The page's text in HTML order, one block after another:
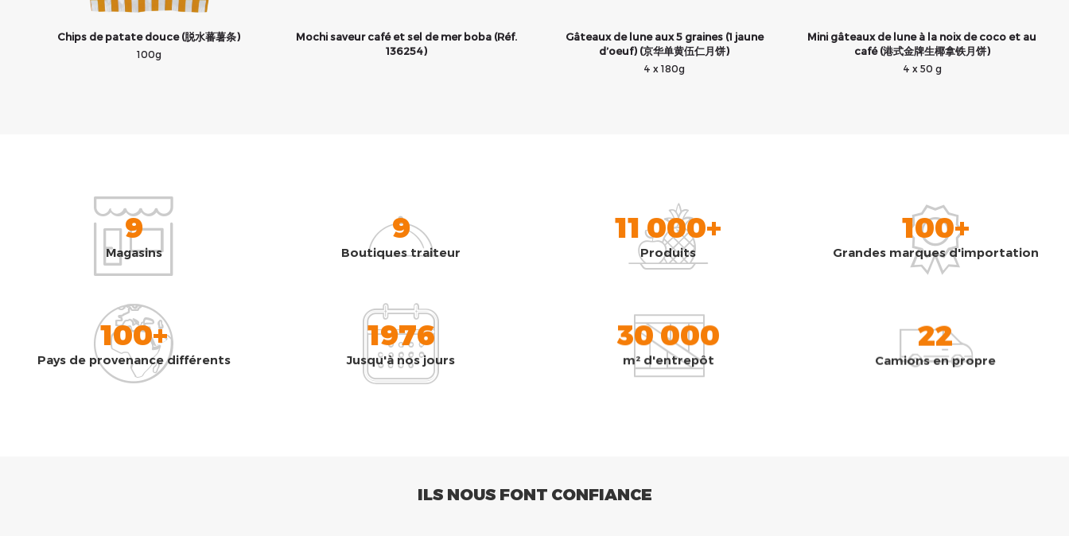
Chips de patate douce (脱水蕃薯条)
100g
Mochi saveur café et sel de mer boba (Réf.
136254)
Gâteaux de lune aux 5 graines (1 jaune
d’oeuf) (京华单黄伍仁月饼)
4 x 180g
Mini gâteaux de lune à la noix de coco et au
café (港式金牌生椰拿铁月饼)
4 x 50 g
9
Magasins
9
Boutiques traiteur
11 000+
Produits
100+
Grandes marques d'importation
100+
Pays de provenance différents
1976
Jusqu'à nos jours
30 000
m² d'entrepôt
22
Camions en propre
ILS NOUS FONT CONFIANCE